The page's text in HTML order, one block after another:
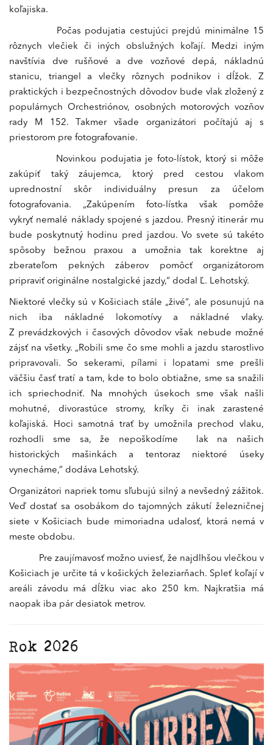
koľajiska.
Počas podujatia cestujúci prejdú minimálne 15
rôznych vlečiek či iných obslužných koľají. Medzi iným
navštívia dve rušňové a dve vozňové depá, nákladnú
stanicu, triangel a vlečky rôznych podnikov i dĺžok. Z
praktických i bezpečnostných dôvodov bude vlak zložený z
populárnych Orchestriónov, osobných motorových vozňov
rady M 152. Takmer všade organizátori počítajú aj s
priestorom pre fotografovanie.
Novinkou podujatia je foto-lístok, ktorý si môže
zakúpiť taký záujemca, ktorý pred cestou vlakom
uprednostní skôr individuálny presun za účelom
fotografovania. „Zakúpením foto-lístka však pomôže
vykryť nemalé náklady spojené s jazdou. Presný itinerár mu
bude poskytnutý hodinu pred jazdou. Vo svete sú takéto
spôsoby bežnou praxou a umožnia tak korektne aj
zberateľom pekných záberov pomôcť organizátorom
pripraviť originálne nostalgické jazdy,“ dodal Ľ. Lehotský.
Niektoré vlečky sú v Košiciach stále „živé“, ale posunujú na
nich iba nákladné lokomotívy a nákladné vlaky.
Z prevádzkových i časových dôvodov však nebude možné
zájsť na všetky. „Robili sme čo sme mohli a jazdu starostlivo
pripravovali. So sekerami, pílami i lopatami sme prešli
väčšiu časť tratí a tam, kde to bolo obtiažne, sme sa snažili
ich spriechodniť. Na mnohých úsekoch sme však našli
mohutné, divorastúce stromy, kríky či inak zarastené
koľajiská. Hoci samotná trať by umožnila prechod vlaku,
rozhodli sme sa, že nepoškodíme lak na našich
historických mašinkách a tentoraz niektoré úseky
vynecháme,“ dodáva Lehotský.
Organizátori napriek tomu sľubujú silný a nevšedný zážitok.
Veď dostať sa osobákom do tajomných zákutí železničnej
siete v Košiciach bude mimoriadna udalosť, ktorá nemá v
meste obdobu.
Pre zaujímavosť možno uviesť, že najdlhšou vlečkou v
Košiciach je určite tá v košických železiarňach. Spleť koľají v
areáli závodu má dĺžku viac ako 250 km. Najkratšia má
naopak iba pár desiatok metrov.
Rok 2026